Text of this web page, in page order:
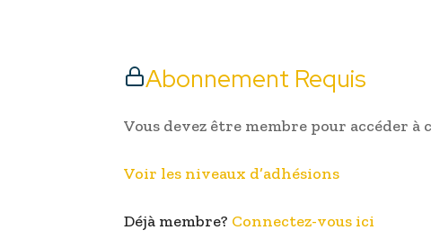
Abonnement Requis
Vous devez être membre pour accéder à
Voir les niveaux d’adhésions
Déjà membre? Connectez-vous ici